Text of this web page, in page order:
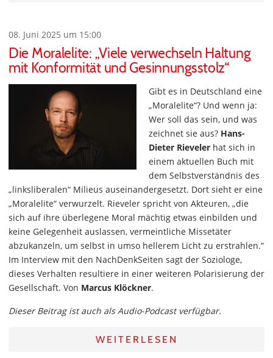
08. Juni 2025 um 15:00
Die Moralelite: „Viele verwechseln Haltung
mit Konformität und Gesinnungsstolz“
Gibt es in Deutschland eine
„Moralelite“? Und wenn ja:
Wer soll das sein, und was
zeichnet sie aus? Hans-
Dieter Rieveler hat sich in
einem aktuellen Buch mit
dem Selbstverständnis des
„linksliberalen“ Milieus auseinandergesetzt. Dort sieht er eine
„Moralelite“ verwurzelt. Rieveler spricht von Akteuren, „die
sich auf ihre überlegene Moral mächtig etwas einbilden und
keine Gelegenheit auslassen, vermeintliche Missetäter
abzukanzeln, um selbst in umso hellerem Licht zu erstrahlen.“
Im Interview mit den NachDenkSeiten sagt der Soziologe,
dieses Verhalten resultiere in einer weiteren Polarisierung der
Gesellschaft. Von Marcus Klöckner.
Dieser Beitrag ist auch als Audio-Podcast verfügbar.
WEITERLESEN